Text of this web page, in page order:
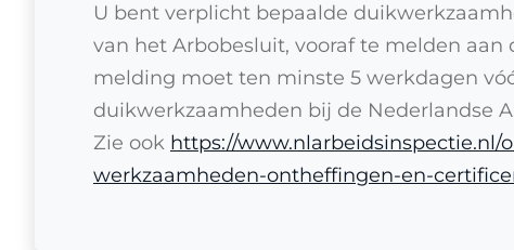
U bent verplicht bepaalde
van het Arbobesluit, vooraf te melden aan
melding moet ten minste 5 werkdagen
duikwerkzaamheden bij de Nederlandse
Zie ook https://
werkzaamheden-ontheffingen-en-